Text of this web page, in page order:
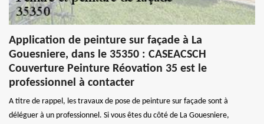
Application de peinture sur façade à La
Gouesniere, dans le 35350 : CASEACSCH
Couverture Peinture Réovation 35 est le
professionnel à contacter
A titre de rappel, les travaux de pose de peinture sur façade sont à
déléguer à un professionnel. Si vous êtes du côté de La Gouesniere,